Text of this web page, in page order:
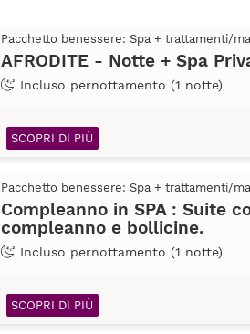
Pacchetto benessere: Spa + trattamenti/
AFRODITE - Notte + Spa
Incluso pernottamento (1 notte)
SCOPRI DI PIÙ
Pacchetto benessere: Spa + trattamenti/
Compleanno in SPA : Suite
compleanno e bollicine.
Incluso pernottamento (1 notte)
SCOPRI DI PIÙ